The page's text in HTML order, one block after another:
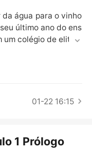
água para o vinho
último ano do ens
um colégio de elite e
com o total apoio
da alun
01-22 16:15
1 Prólogo